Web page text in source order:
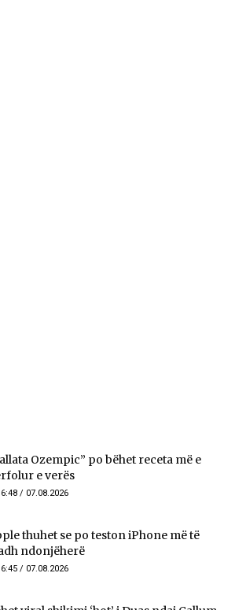
Ozempic” po bëhet receta më e
e verës
/ 07.08.2026
thuhet se po teston iPhone më të
ndonjëherë
/ 07.08.2026